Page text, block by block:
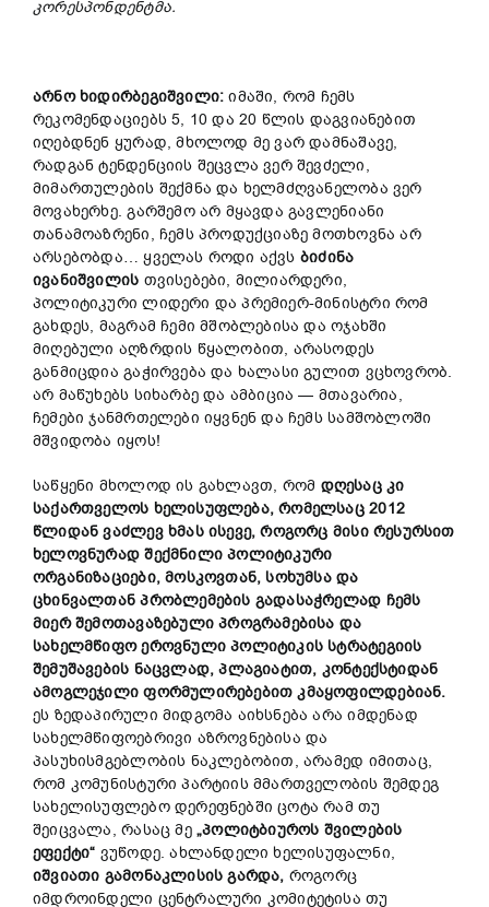
კორესპონდენტმა.
არნო ხიდირბეგიშვილი: იმაში, რომ ჩემს
რეკომენდაციებს 5, 10 და 20 წლის დაგვიანებით
იღებდნენ ყურად, მხოლოდ მე ვარ დამნაშავე,
რადგან ტენდენციის შეცვლა ვერ შევძელი,
მიმართულების შექმნა და ხელმძღვანელობა ვერ
მოვახერხე. გარშემო არ მყავდა გავლენიანი
თანამოაზრენი, ჩემს პროდუქციაზე მოთხოვნა არ
არსებობდა… ყველას როდი აქვს ბიძინა
ივანიშვილის თვისებები, მილიარდერი,
პოლიტიკური ლიდერი და პრემიერ-მინისტრი რომ
გახდეს, მაგრამ ჩემი მშობლებისა და ოჯახში
მიღებული აღზრდის წყალობით, არასოდეს
განმიცდია გაჭირვება და ხალასი გულით ვცხოვრობ.
არ მაწუხებს სიხარბე და ამბიცია — მთავარია,
ჩემები ჯანმრთელები იყვნენ და ჩემს სამშობლოში
მშვიდობა იყოს!
საწყენი მხოლოდ ის გახლავთ, რომ დღესაც კი
საქართველოს ხელისუფლება, რომელსაც 2012
წლიდან ვაძლევ ხმას ისევე, როგორც მისი რესურსით
ხელოვნურად შექმნილი პოლიტიკური
ორგანიზაციები, მოსკოვთან, სოხუმსა და
ცხინვალთან პრობლემების გადასაჭრელად ჩემს
მიერ შემოთავაზებული პროგრამებისა და
სახელმწიფო ეროვნული პოლიტიკის სტრატეგიის
შემუშავების ნაცვლად, პლაგიატით, კონტექსტიდან
ამოგლეჯილი ფორმულირებებით კმაყოფილდებიან.
ეს ზედაპირული მიდგომა აიხსნება არა იმდენად
სახელმწიფოებრივი აზროვნებისა და
პასუხისმგებლობის ნაკლებობით, არამედ იმითაც,
რომ კომუნისტური პარტიის მმართველობის შემდეგ
სახელისუფლებო დერეფნებში ცოტა რამ თუ
შეიცვალა, რასაც მე „პოლიტბიუროს შვილების
ეფექტი“ ვუწოდე. ახლანდელი ხელისუფალნი,
იშვიათი გამონაკლისის გარდა, როგორც
იმდროინდელი ცენტრალური კომიტეტისა თუ